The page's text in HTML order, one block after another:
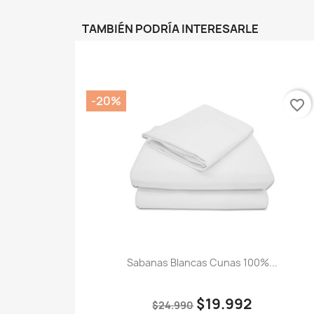
TAMBIÉN PODRÍA INTERESARLE
Sabanas Blancas Cunas 100%...
$24.990 $19.992
-20% favorite_border